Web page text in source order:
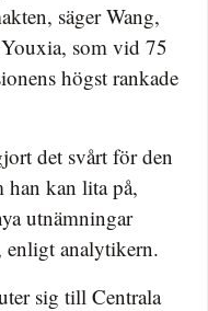
säger Wang,
som vid 75
högst rankade
det svårt för den
han kan lita på,
utnämningar
enligt analytikern.
sig till Centrala